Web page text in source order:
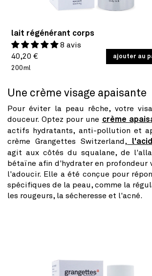
lait régénérant corps
8 avis
Prix
habituel
40,20 €
PRIX
UNITAIRE
/
200ml
ajouter au
Une crème visage apaisante
Pour éviter la peau rêche, votre
douceur. Optez pour une crème
actifs hydratants, anti-pollution et
crème Grangettes Switzerland,
agit aux côtés du squalane, de
bétaïne afin d'hydrater en profondeur
l'adoucir. Elle a été conçue pour
spécifiques de la peau, comme la
les rougeurs, la sécheresse et l'acné.